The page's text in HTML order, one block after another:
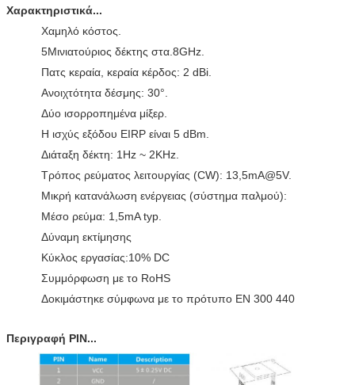
Χαρακτηριστικά...
Χαμηλό κόστος.
5Μινιατούριος δέκτης στα.8GHz.
Πατς κεραία, κεραία κέρδος: 2 dBi.
Ανοιχτότητα δέσμης: 30°.
Δύο ισορροπημένα μίξερ.
Η ισχύς εξόδου EIRP είναι 5 dBm.
Διάταξη δέκτη: 1Hz ~ 2KHz.
Τρόπος ρεύματος λειτουργίας (CW): 13,5mA@5V.
Μικρή κατανάλωση ενέργειας (σύστημα παλμού):
Μέσο ρεύμα: 1,5mA typ.
Δύναμη εκτίμησης
Κύκλος εργασίας:10% DC
Συμμόρφωση με το RoHS
Δοκιμάστηκε σύμφωνα με το πρότυπο EN 300 440
Περιγραφή PIN...